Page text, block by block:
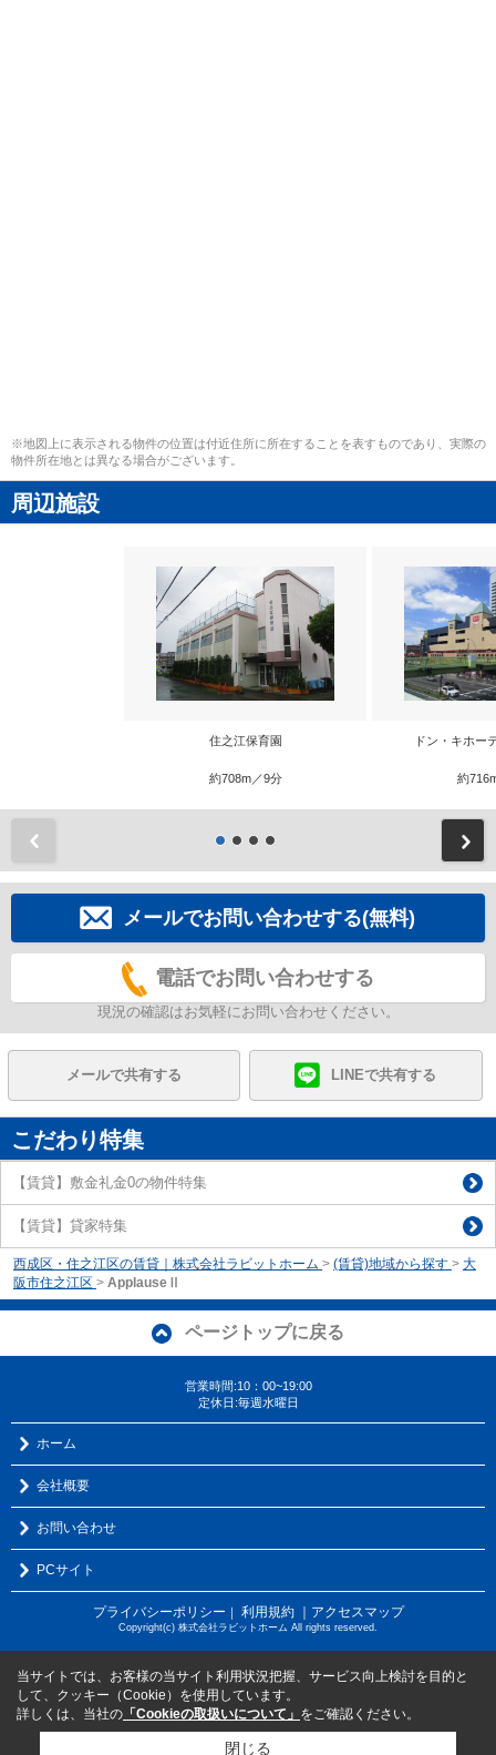
※地図上に表示される物件の位置は付近住所に所在することを表すものであり、実際の
物件所在地とは異なる場合がございます。
周辺施設
住之江保育園
約708m／9分
ドン・キホー
約
メールでお問い合わせする(無料)
電話でお問い合わせする
現況の確認はお気軽にお問い合わせください。
メールで共有する LINEで共有する
こだわり特集
【賃貸】敷金礼金0の物件特集
【賃貸】貸家特集
西成区・住之江区の賃貸｜株式会社ラビットホーム > (賃貸)地域から探す > 大
阪市住之江区 > ApplauseⅡ
ページトップに戻る
営業時間:10：00~19:00
定休日:毎週水曜日
ホーム
会社概要
お問い合わせ
PCサイト
プライバシーポリシー 利用規約 ｜アクセスマップ
Copyright(c) 株式会社ラビットホーム All rights reserved.
当サイトでは、お客様の当サイト利用状況把握、サービス向上検討を目的と
して、クッキー（Cookie）を使用しています。
詳しくは、当社の 「Cookieの取扱いについて」 をご確認ください。
閉じる